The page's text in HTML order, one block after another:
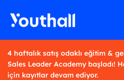
4 haftalık satış odaklı eğitim &
Sales Leader Academy başladı!
için kayıtlar devam ediyor.